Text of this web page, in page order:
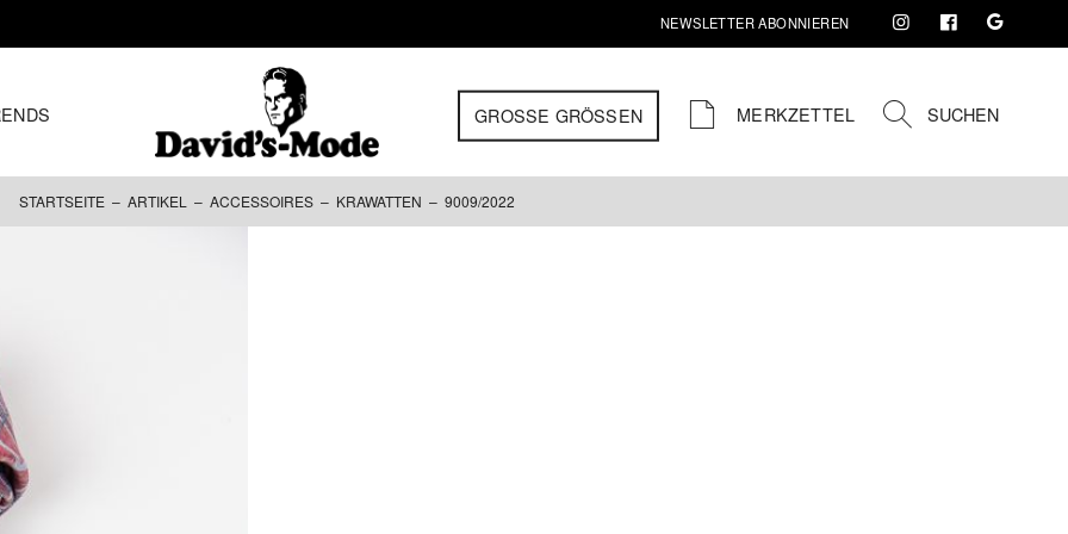
NEWSLETTER ABONNIEREN
GROSSE GRÖSSEN MERKZETTEL SUCHEN
STARTSEITE – ARTIKEL – ACCESSOIRES – KRAWATTEN – 9009/2022